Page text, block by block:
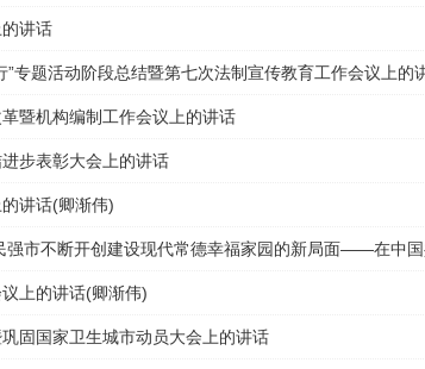
讲话
”专题活动阶段总结暨第七次法制宣传教育工作会议上的
暨机构编制工作会议上的讲话
步表彰大会上的讲话
讲话(卿渐伟)
强市不断开创建设现代常德幸福家园的新局面——在中
上的讲话(卿渐伟)
固国家卫生城市动员大会上的讲话